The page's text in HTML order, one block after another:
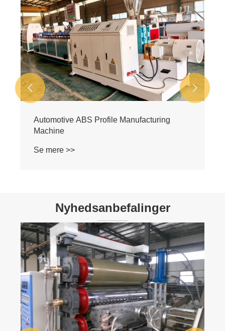
Automotive ABS Profile Manufacturing
Machine
Se mere >>
 
Nyhedsanbefalinger